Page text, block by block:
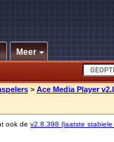
Meer
> Ace Media Player
ook de v2.8.398 (laatste stabiele